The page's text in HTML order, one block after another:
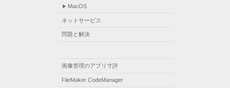
MacOS
ネットサービス
問題と解決
画像管理のアプリ寸評
FileMaker CodeManager